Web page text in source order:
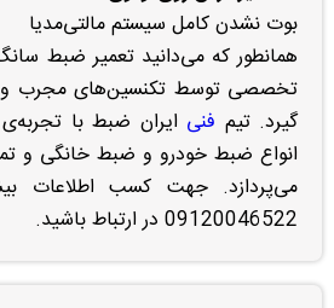
بوت نشدن کامل سیستم مالتی‌مدیا
همانطور که می‌دانید تعمیر ضبط
تخصصی توسط تکنسین‌های مجرب و
گیرد. تیم فنی ایران ضبط با تجربه‌ی
انواع ضبط خودرو و ضبط خانگی و
می‌پردازد. جهت کسب اطلاعات
09120046522 در ارتباط باشید.